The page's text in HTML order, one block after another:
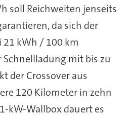
soll Reichweiten jenseits
da sich der
kWh / 100 km
Schnellladung mit bis zu
der Crossover aus
120 Kilometer in zehn
kW-Wallbox dauert es